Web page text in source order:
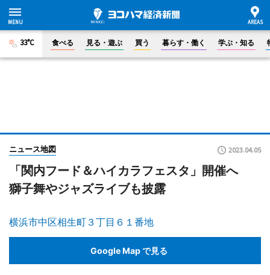
33°C 食べる 見る・遊ぶ 買う 暮らす・働く 学ぶ・知る
ニュース地図 2023.04.05
「関内フード＆ハイカラフェスタ」開催へ
獅子舞やジャズライブも披露
横浜市中区相生町３丁目６１番地
Google Map で見る